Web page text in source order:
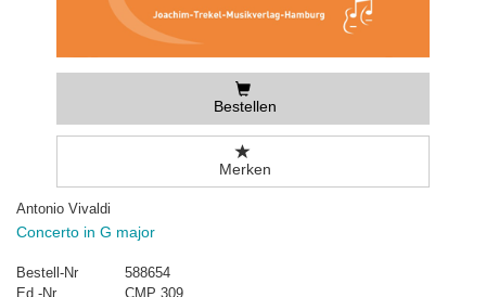
Bestellen
Merken
Antonio Vivaldi
Concerto in G major
Bestell-Nr
588654
Ed.-Nr
CMP 309